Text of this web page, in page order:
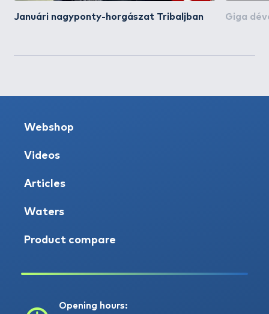
Januári nagyponty-horgászat Tribaljban Giga
Webshop
Videos
Articles
Waters
Product compare
Opening hours: